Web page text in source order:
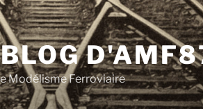
Modélisme Ferroviaire